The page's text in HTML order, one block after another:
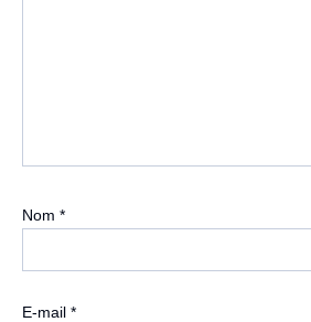
Nom *
E-mail *